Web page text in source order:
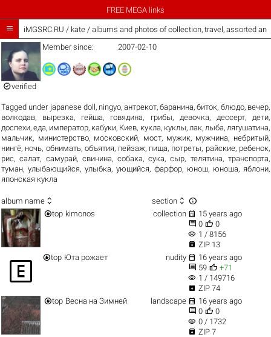
FREE MEGA links
 iMGSRC.RU / kate / albums and photos of collection, travel, assorted
verified
Member since: 2007-02-10
Tagged under japanese doll, ningyo,антрекот,баранина,биток, блюдо, вечер,
волкодав, вырезка, гейша, говядина, грибы, девочка, дессерт, дети,
доспехи,еда, император, кабуки, Киев, кукла, куклы, лак, лыба, лягушатина,
мальчик, министерство, московский, мост, мужик, мужчина, небритый,
нингё, ночь, обнимать, объятия, пейзаж, пища, потреты, райские, ребенок,
рис,салат, самурай, свинина,собака,сука,сыр, телятина, транспорта,
туман,улыбающийся,улыбка,ующийся, фарфор, юнош, юноша, яблони,
японская кукла
album name  section  
top kimonos collection  15 years ago
 0  0
visibility 1 / 8156
 ZIP 13
 top Юта рожает nudity  16 years ago
 59  +71
visibility 1 / 149716
 ZIP 74
top Весна на Зимней landscape  16 years ago
 0  0
visibility 0 / 1732
 ZIP 7